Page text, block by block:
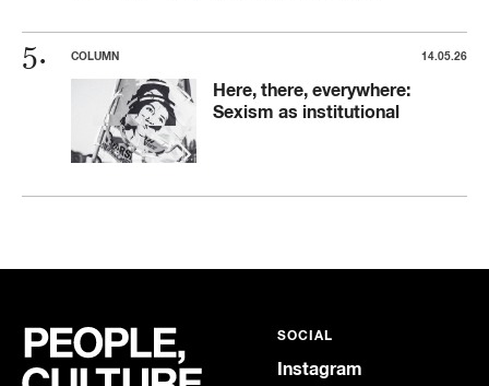
COLUMN 14.05.26
Here, there, everywhere:
Sexism as institutional
SOCIAL
Instagram